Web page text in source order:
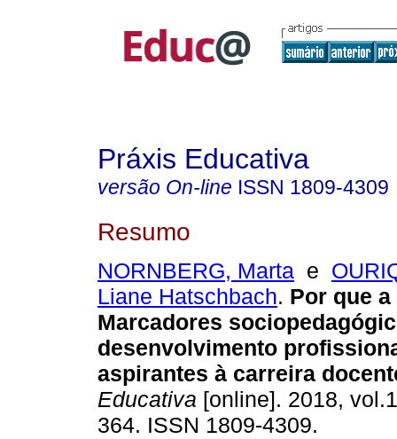
Práxis Educativa
versão On-line ISSN 1809-4309
Resumo
NORNBERG, Marta e
Liane Hatschbach. Por que
Marcadores
desenvolvimento
aspirantes à carreira
Educativa [online]. 2018,
364. ISSN 1809-4309.